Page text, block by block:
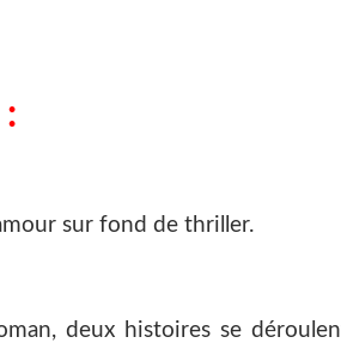
sur fond de thriller.
deux histoires se